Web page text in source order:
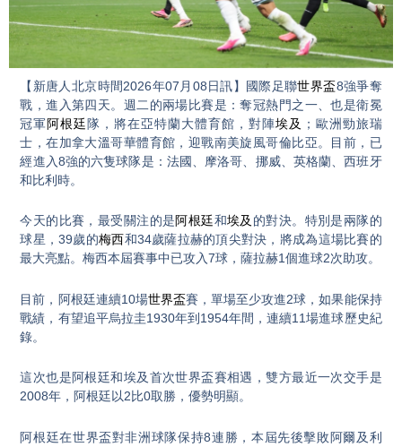
【新唐人北京時間2026年07月08日訊】國際足聯世界盃8強爭奪
戰，進入第四天。週二的兩場比賽是：奪冠熱門之一、也是衛冕
冠軍阿根廷隊，將在亞特蘭大體育館，對陣埃及 ；歐洲勁旅瑞
士，在加拿大溫哥華體育館，迎戰南美旋風哥倫比亞。目前，已
經進入8強的六隻球隊是：法國、摩洛哥、挪威、英格蘭、西班牙
和比利時。
今天的比賽，最受關注的是阿根廷和埃及 的對決。特別是兩隊的
球星，39歲的梅西和34歲薩拉赫的頂尖對決，將成為這場比賽的
最大亮點。梅西本屆賽事中已攻入7球，薩拉赫1個進球2次助攻。
目前，阿根廷連續10場世界盃賽，單場至少攻進2球，如果能保持
戰績，有望追平烏拉圭1930年到1954年間，連續11場進球歷史紀
錄。
這次也是阿根廷和埃及首次世界盃賽相遇，雙方最近一次交手是
2008年，阿根廷以2比0取勝，優勢明顯。
阿根廷在世界盃對非洲球隊保持8連勝，本屆先後擊敗阿爾及利